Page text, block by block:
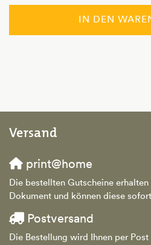
IN DEN
Versand
print@home
Die bestellten Gutscheine
Dokument und können diese
Postversand
Die Bestellung wird Ihnen per Post